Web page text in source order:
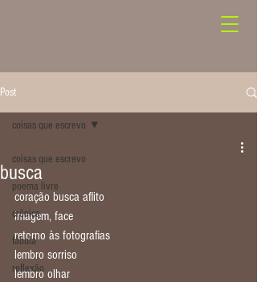
Post
coisas que escrevo
poema livre
crônica
fábula
reflexão
coisas que escrevo
busca
coração busca aflito
imagem, face
retorno às fotografias
lembro sorriso
lembro olhar